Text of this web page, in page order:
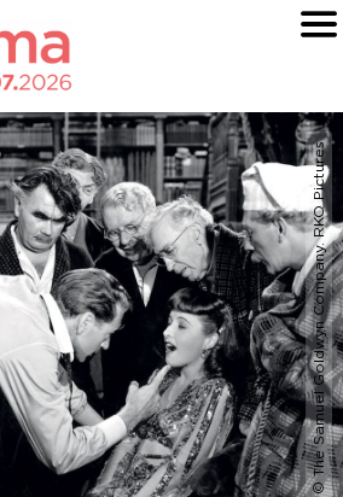
© The Samuel Goldwyn Company. RKO Pictures